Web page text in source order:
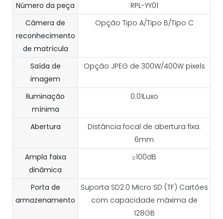
Número da peça
RPL-YY01
Câmera de
reconhecimento
de matrícula
Opção Tipo A/Tipo B/Tipo C
Saída de
imagem
Opção JPEG de 300W/400W pixels
Iluminação
mínima
0.01Luxo
Abertura
Distância focal de abertura fixa:
6mm
Ampla faixa
dinâmica
≥100dB
Porta de
armazenamento
Suporta SD2.0 Micro SD (TF) Cartões
com capacidade máxima de
128GB